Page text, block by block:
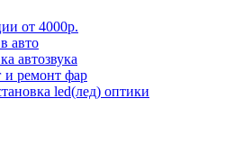
от 4000р.
авто
автозвука
и ремонт фар
led(лед) оптики